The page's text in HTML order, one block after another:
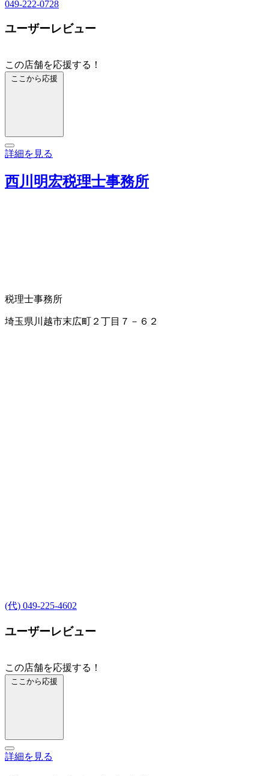
049-222-0728
ユーザーレビュー
この店舗を応援する！
ここから応援
詳細を見る
西川明宏税理士事務所
税理士事務所
埼玉県川越市末広町２丁目７－６２
(代) 049-225-4602
ユーザーレビュー
この店舗を応援する！
ここから応援
詳細を見る